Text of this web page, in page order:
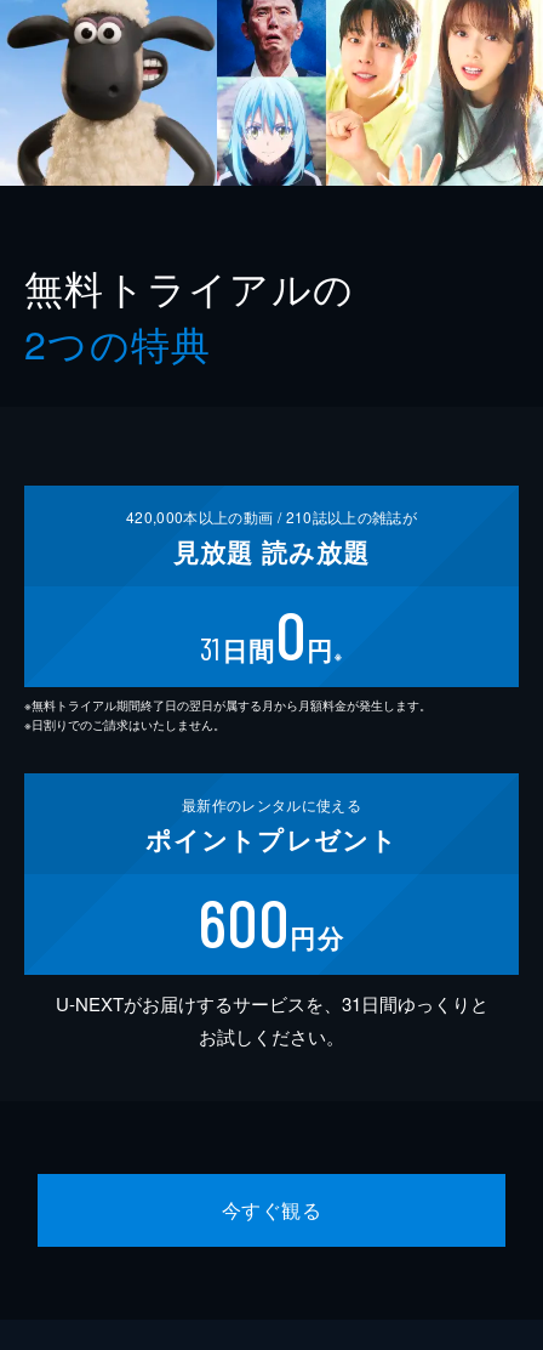
無料トライアルの
2つの特典
420,000本以上の動画 /210誌以上の雑誌が
見放題 読み放題
31 日間0円 ※
※無料トライアル期間終了日の翌日が属する月から月額料金が発生します。
※日割りでのご請求はいたしません。
最新作のレンタルに使える
ポイント プレゼント
600円分
U-NEXTがお届けするサービスを、31日間ゆっくりと
お試しください。
今すぐ観る